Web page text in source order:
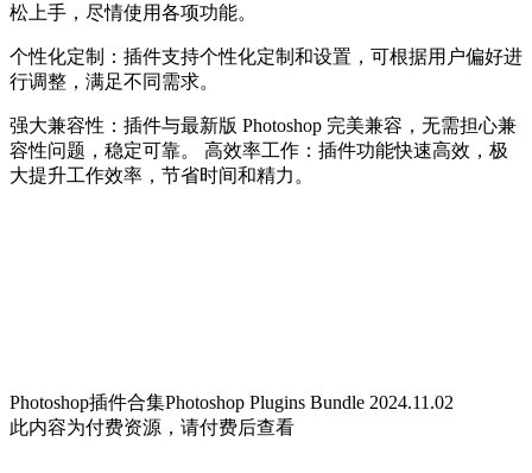
松上手，尽情使用各项功能。
个性化定制：插件支持个性化定制和设置，可根据用户偏好进
行调整，满足不同需求。
强大兼容性：插件与最新版 Photoshop 完美兼容，无需担心兼
容性问题，稳定可靠。 高效率工作：插件功能快速高效，极
大提升工作效率，节省时间和精力。
Photoshop插件合集Photoshop Plugins Bundle 2024.11.02
此内容为付费资源，请付费后查看